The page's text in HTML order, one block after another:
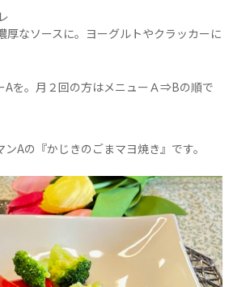
厚なソースに。ヨーグルトやクラッカーに
Aを。月２回の方はメニューＡ⇒Bの順で
ンAの『かじきのごまマヨ焼き』です。